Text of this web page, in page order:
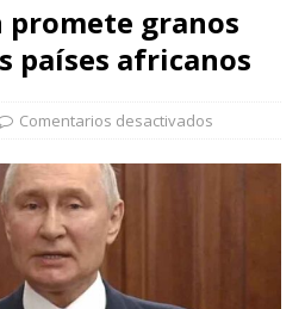
granos
países africanos
Comentarios desactivados